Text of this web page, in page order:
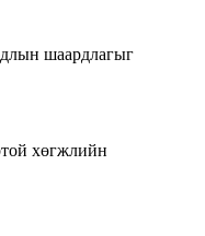
шаардлагыг
хөгжлийн